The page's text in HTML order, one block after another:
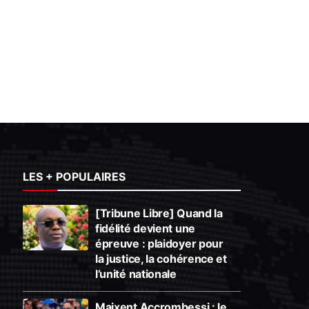
LES + POPULAIRES
[Tribune Libre] Quand la
fidélité devient une
épreuve : plaidoyer pour
la justice, la cohérence et
l’unité nationale